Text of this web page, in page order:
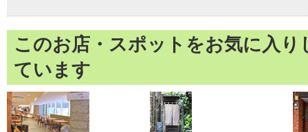
このお店・スポットをお気に入
ています